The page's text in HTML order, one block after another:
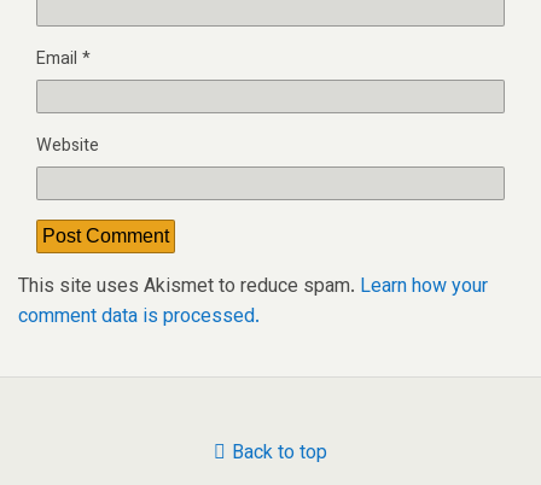
Email *
Website
This site uses Akismet to reduce spam. Learn how your
comment data is processed.
Back to top